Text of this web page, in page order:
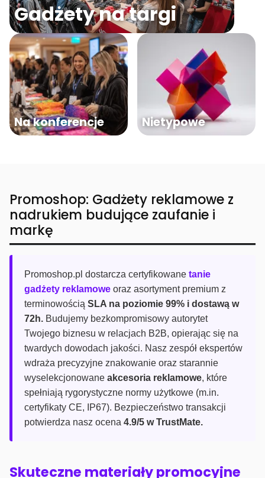
Gadżety na targi
Na konferencje Nietypowe
Promoshop: Gadżety reklamowe z
nadrukiem budujące zaufanie i
markę
Promoshop.pl dostarcza certyfikowane tanie
gadżety reklamowe oraz asortyment premium z
terminowością SLA na poziomie 99% i dostawą w
72h. Budujemy bezkompromisowy autorytet
Twojego biznesu w relacjach B2B, opierając się na
twardych dowodach jakości. Nasz zespół ekspertów
wdraża precyzyjne znakowanie oraz starannie
wyselekcjonowane akcesoria reklamowe, które
spełniają rygorystyczne normy użytkowe (m.in.
certyfikaty CE, IP67). Bezpieczeństwo transakcji
potwierdza nasz ocena 4.9/5 w TrustMate.
Skuteczne materiały promocyjne